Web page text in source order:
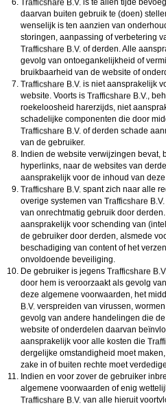
is te allen tijde
daarvan buiten gebruik te (doen)
wenselijk is ten aanzien van
storingen, aanpassing of verbetering
of derden. Alle
gevolg van ontoegankelijkheid of
bruikbaarheid van de website of
is niet aansprakelijk
website. Voorts is
,
roekeloosheid harerzijds, niet
schadelijke componenten die door
of derden schade
van de gebruiker.
Indien de website verwijzingen bevat,
hyperlinks, naar de websites van
aansprakelijk voor de inhoud van
spant zich naar alle
overige systemen van
van onrechtmatig gebruik door derden.
aansprakelijk voor schending van
de gebruiker door derden, alsmede
beschadiging van content of het
onvoldoende beveiliging.
De gebruiker is jegens
door hem is veroorzaakt als gevolg
deze algemene voorwaarden, het
verspreiden van virussen,
gevolg van andere handelingen die
website of onderdelen daarvan
aansprakelijk voor alle kosten die
dergelijke omstandigheid moet
zake in of buiten rechte moet
Indien en voor zover de gebruiker
algemene voorwaarden of enig
van alle hieruit